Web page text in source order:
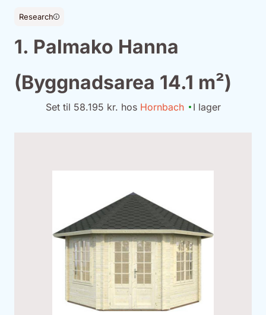
Research
1. Palmako Hanna
(Byggnadsarea 14.1 m²)
Set til 58.195 kr. hos Hornbach I lager